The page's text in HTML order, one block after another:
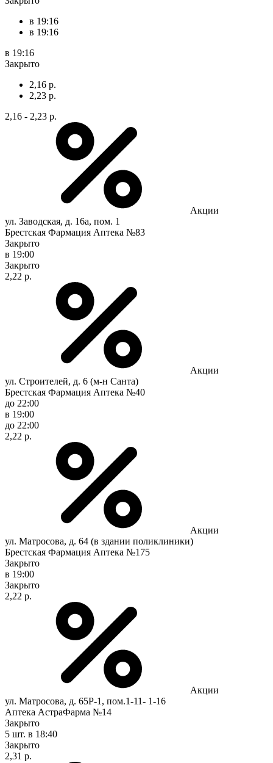
в 19:16
в 19:16
в 19:16
Закрыто
2,16 р.
2,23 р.
2,16 - 2,23 р.
Акции
ул. Заводская, д. 16а, пом. 1
Брестская Фармация Аптека №83
Закрыто
в 19:00
Закрыто
2,22 р.
Акции
ул. Строителей, д. 6 (м-н Санта)
Брестская Фармация Аптека №40
до 22:00
в 19:00
до 22:00
2,22 р.
Акции
ул. Матросова, д. 64 (в здании поликлиники)
Брестская Фармация Аптека №175
Закрыто
в 19:00
Закрыто
2,22 р.
Акции
ул. Матросова, д. 65Р-1, пом.1-11- 1-16
Аптека АстраФарма №14
Закрыто
5 шт. в 18:40
Закрыто
2,31 р.